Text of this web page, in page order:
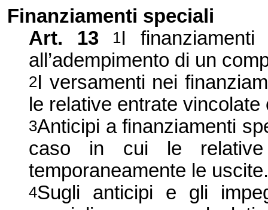
Finanziamenti speciali
Art. 13
1I
all’adempimento di un
2I versamenti nei
le relative entrate
3Anticipi a finanziamenti
caso in cui le relative
temporaneamente le uscite.
4Sugli anticipi e gli